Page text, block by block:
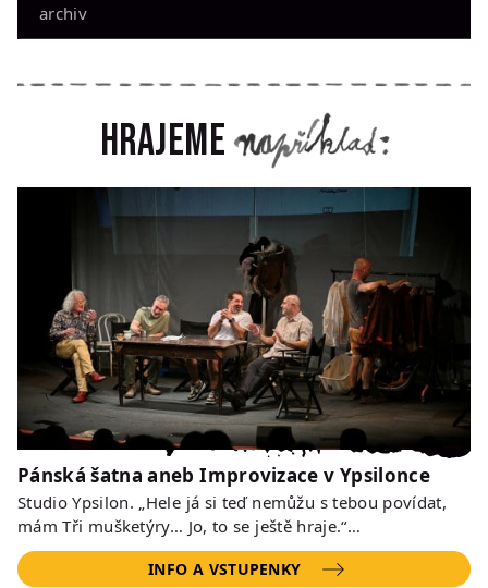
archiv
Hrajeme
Pánská šatna aneb Improvizace v Ypsilonce
Studio Ypsilon. „Hele já si teď nemůžu s tebou povídat,
mám Tři mušketýry… Jo, to se ještě hraje.“…
INFO A VSTUPENKY